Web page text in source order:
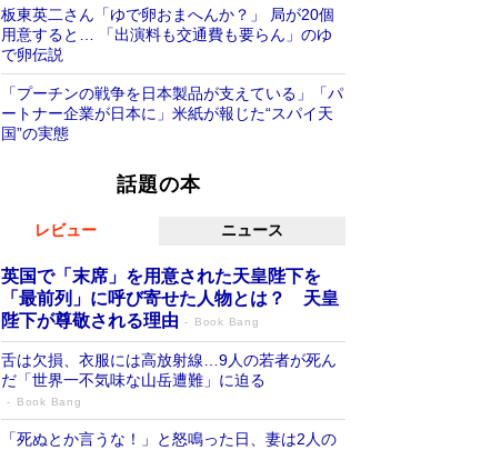
板東英二さん「ゆで卵おまへんか？」 局が20個
用意すると… 「出演料も交通費も要らん」のゆ
で卵伝説
「プーチンの戦争を日本製品が支えている」「パ
ートナー企業が日本に」米紙が報じた“スパイ天
国”の実態
話題の本
レビュー ニュース
英国で「末席」を用意された天皇陛下を
「最前列」に呼び寄せた人物とは？ 天皇
陛下が尊敬される理由
Book Bang
舌は欠損、衣服には高放射線…9人の若者が死ん
だ「世界一不気味な山岳遭難」に迫る
Book Bang
「死ぬとか言うな！」と怒鳴った日、妻は2人の